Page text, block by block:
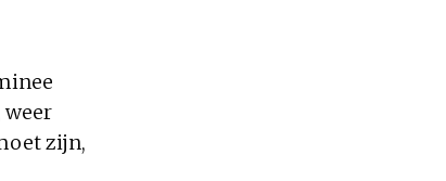
weer
zijn,